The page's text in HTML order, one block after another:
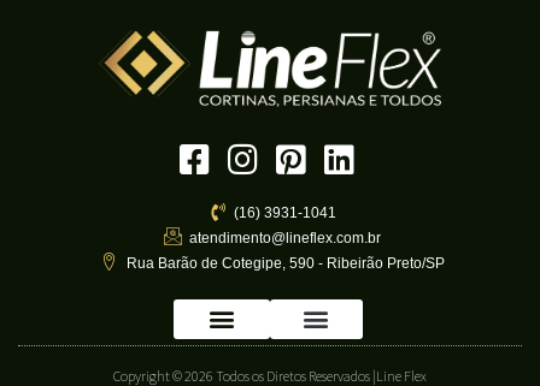
(16) 3931-1041
atendimento@lineflex.com.br
Rua Barão de Cotegipe, 590 - Ribeirão Preto/SP
Copyright © 2026 Todos os Diretos Reservados |Line Flex